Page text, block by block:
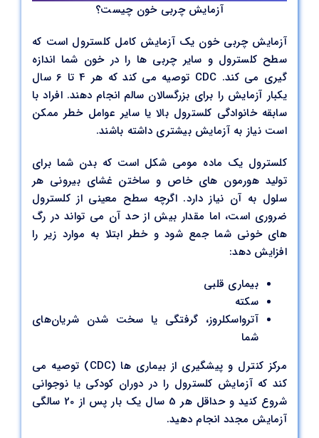
آزمایش چربی خون چیست؟
آزمایش چربی خون یک آزمایش کامل کلسترول است که
سطح کلسترول و سایر چربی ها را در خون شما اندازه
گیری می کند. CDC توصیه می کند که هر 4 تا 6 سال
یکبار آزمایش را برای بزرگسالان سالم انجام دهند. افراد با
سابقه خانوادگی کلسترول بالا یا سایر عوامل خطر ممکن
است نیاز به آزمایش بیشتری داشته باشند.
کلسترول یک ماده مومی شکل است که بدن شما برای
تولید هورمون های خاص و ساختن غشای بیرونی هر
سلول به آن نیاز دارد. اگرچه سطح معینی از کلسترول
ضروری است، اما مقدار بیش از حد آن می تواند در رگ
های خونی شما جمع شود و خطر ابتلا به موارد زیر را
افزایش دهد:
بیماری قلبی
سکته
آترواسکلروز، گرفتگی یا سخت شدن شریان‌های
شما
مرکز کنترل و پیشگیری از بیماری ها (CDC) توصیه می
کند که آزمایش کلسترول را در دوران کودکی یا نوجوانی
شروع کنید و حداقل هر 5 سال یک بار پس از 20 سالگی
آزمایش مجدد انجام دهید.